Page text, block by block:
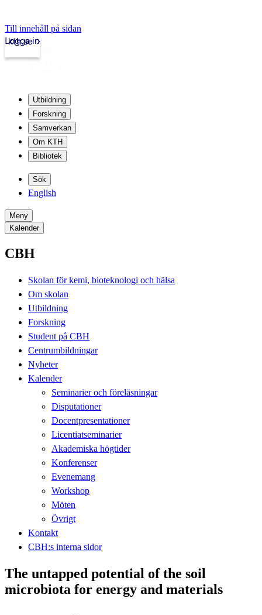
Till innehåll på sidan
kth.se
Logga in
Utbildning
Forskning
Samverkan
Om KTH
Bibliotek
Sök
English
Meny
Kalender
CBH
Skolan för kemi, bioteknologi och hälsa
Om skolan
Utbildning
Forskning
Student på CBH
Centrumbildningar
Nyheter
Kalender
Seminarier och föreläsningar
Disputationer
Docentpresentationer
Licentiatseminarier
Akademiska högtider
Konferenser
Evenemang
Workshop
Möten
Övrigt
Kontakt
CBH:s interna sidor
The untapped potential of the soil
microbiota for energy and materials